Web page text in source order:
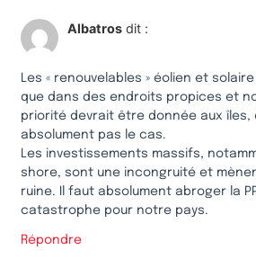
Albatros dit :
Les « renouvelables » éolien et
que dans des endroits propices et
priorité devrait être donnée aux îles,
absolument pas le cas.
Les investissements massifs,
shore, sont une incongruité et
ruine. Il faut absolument abroger la
catastrophe pour notre pays.
Répondre